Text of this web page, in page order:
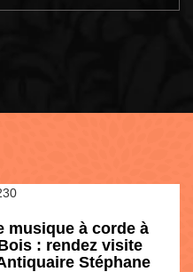
musique à corde à
: rendez visite
Stéphane